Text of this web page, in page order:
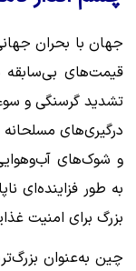
جهان با بحران
قیمت‌های بی‌سابقه
درگیری‌های
و شوک‌های
به طور فزاینده‌ای
بزرگ برای امنیت
چین به‌عنوان